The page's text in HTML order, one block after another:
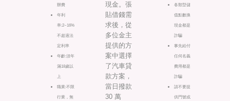
辦費
年利
率:2~16%
不超過法
定利率
年齡:須年
滿18歲以
上
職業:不限
行業，無
現金。張
貼借錢需
求後，從
多位金主
提供的方
案中選擇
了汽車貸
款方案，
當日撥款
30 萬
各類型儲
值點數換
現金都是
詐騙
事先給付
任何名義
費用都是
詐騙
請不要提
供門號或